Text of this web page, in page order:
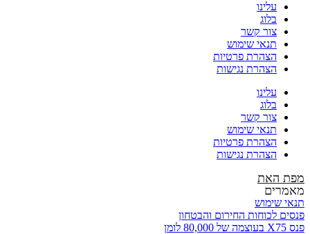
עלינו
בלוג
צור קשר
תנאי שימוש
הצהרת פרטיות
הצהרת נגישות
עלינו
בלוג
צור קשר
תנאי שימוש
הצהרת פרטיות
הצהרת נגישות
מפת האת
מאמרים
תנאי שימוש
פנסים לכוחות החירום והבטחון
פנס X75 בעוצמה של 80,000 לומן